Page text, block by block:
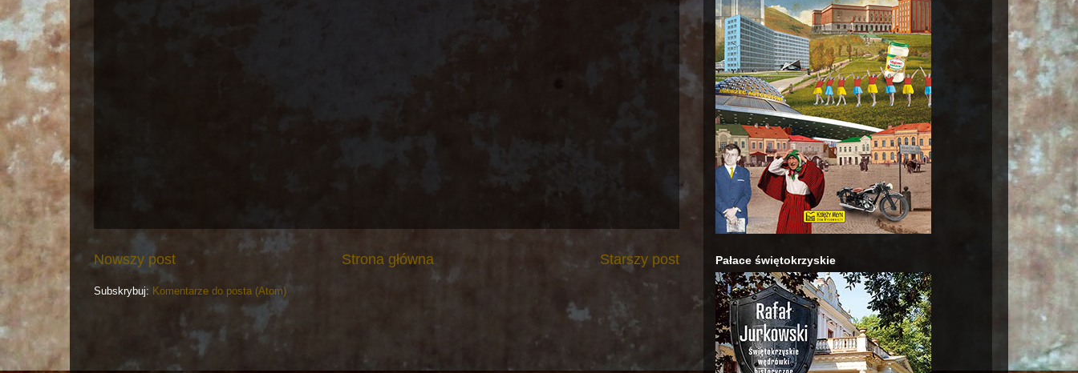
Nowszy post Starszy post
Strona główna
Subskrybuj: Komentarze do posta (Atom)
Pałace świętokrzyskie